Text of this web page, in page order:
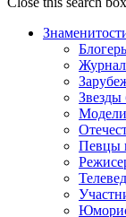
Звезды
Модели
Певцы